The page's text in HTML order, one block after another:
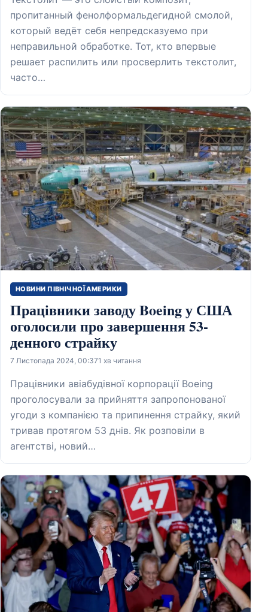
пропитанный фенолформальдегидной смолой,
который ведёт себя непредсказуемо при
неправильной обработке. Тот, кто впервые
решает распилить или просверлить текстолит,
часто…
НОВИНИ ПІВНІЧНОЇ АМЕРИКИ
Працівники заводу Boeing у США
оголосили про завершення 53-
денного страйку
7 Листопада 2024, 00:371 хв читання
Працівники авіабудівної корпорації Boeing
проголосували за прийняття запропонованої
угоди з компанією та припинення страйку, який
тривав протягом 53 днів. Як розповіли в
агентстві, новий…